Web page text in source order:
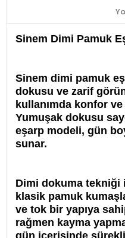
Sinem Dimi Pamuk
Sinem dimi pamuk
dokusu ve zarif
kullanımda konfor ve
Yumuşak dokusu
eşarp modeli, gün
sunar.
Dimi dokuma tekniği
klasik pamuk
ve tok bir yapıya
rağmen kayma